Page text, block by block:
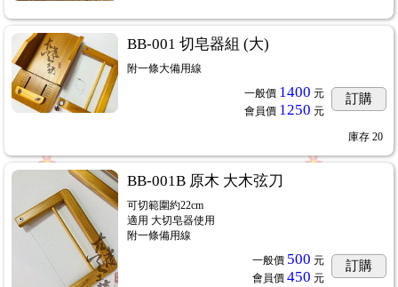
BB-001 切皂器組 (大)
附一條大備用線
一般價 1400 元
會員價 1250 元
訂購
庫存 20
BB-001B 原木 大木弦刀
可切範圍約22cm
適用 大切皂器使用
附一條備用線
一般價 500 元
會員價 450 元
訂購